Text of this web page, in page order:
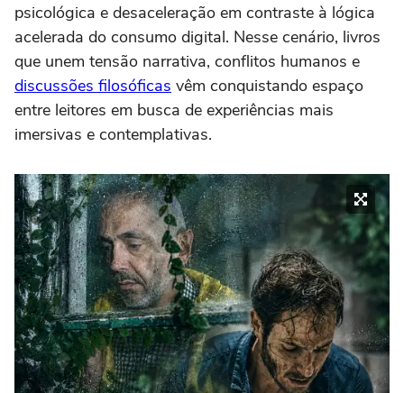
psicológica e desaceleração em contraste à lógica
acelerada do consumo digital. Nesse cenário, livros
que unem tensão narrativa, conflitos humanos e
discussões filosóficas vêm conquistando espaço
entre leitores em busca de experiências mais
imersivas e contemplativas.